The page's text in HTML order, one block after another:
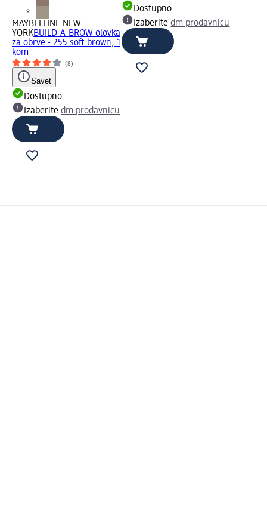
MAYBELLINE NEW
YORKBUILD-A-BROW olovka
za obrve - 255 soft brown, 1
kom
(8)
Savet
Dostupno
Izaberite dm prodavnicu
Dostupno
Izaberitedm prodavnicu